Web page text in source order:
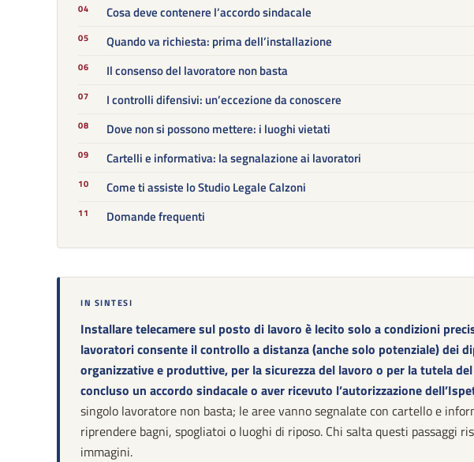
Cosa deve contenere l’accordo sindacale
Quando va richiesta: prima dell’installazione
Il consenso del lavoratore non basta
I controlli difensivi: un’eccezione da conoscere
Dove non si possono mettere: i luoghi vietati
Cartelli e informativa: la segnalazione ai lavoratori
Come ti assiste lo Studio Legale Calzoni
Domande frequenti
IN SINTESI
Installare telecamere sul posto di lavoro è lecito solo a condizioni
lavoratori consente il controllo a distanza (anche solo potenziale) dei
organizzative e produttive, per la sicurezza del lavoro o per la tutela
concluso un accordo sindacale o aver ricevuto l’autorizzazione
singolo lavoratore non basta; le aree vanno segnalate con cartello e
riprendere bagni, spogliatoi o luoghi di riposo. Chi salta questi passaggi
immagini.